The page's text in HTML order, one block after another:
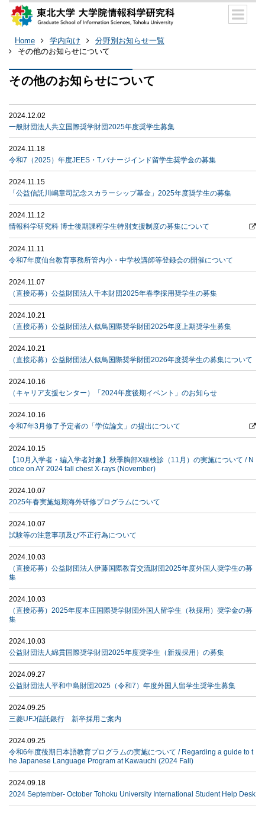
Home 学内向け
分野別お知らせ一覧
その他のお知らせについて
その他のお知らせについて
2024.12.02
一般財団法人共立国際奨学財団2025年度奨学生募集
2024.11.18
令和7（2025）年度JEES・T.バナージインド留学生奨学金の募集
2024.11.15
「公益信託川嶋章司記念スカラーシップ基金」2025年度奨学生の募集
2024.11.12
情報科学研究科 博士後期課程学生特別支援制度の募集について
2024.11.11
令和7年度仙台教育事務所管内小・中学校講師等登録会の開催について
2024.11.07
（直接応募）公益財団法人千本財団2025年春季採用奨学生の募集
2024.10.21
（直接応募）公益財団法人似鳥国際奨学財団2025年度上期奨学生募集
2024.10.21
（直接応募）公益財団法人似鳥国際奨学財団2026年度奨学生の募集について
2024.10.16
（キャリア支援センター）「2024年度後期イベント」のお知らせ
2024.10.16
令和7年3月修了予定者の「学位論文」の提出について
2024.10.15
【10月入学者・編入学者対象】秋季胸部X線検診（11月）の実施について / N
otice on AY 2024 fall chest X-rays (November)
2024.10.07
2025年春実施短期海外研修プログラムについて
2024.10.07
試験等の注意事項及び不正行為について
2024.10.03
（直接応募）公益財団法人伊藤国際教育交流財団2025年度外国人奨学生の募
集
2024.10.03
（直接応募）2025年度本庄国際奨学財団外国人留学生（秋採用）奨学金の募
集
2024.10.03
公益財団法人綿貫国際奨学財団2025年度奨学生（新規採用）の募集
2024.09.27
公益財団法人平和中島財団2025（令和7）年度外国人留学生奨学生募集
2024.09.25
三菱UFJ信託銀行 新卒採用ご案内
2024.09.25
令和6年度後期日本語教育プログラムの実施について / Regarding a guide to t
he Japanese Language Program at Kawauchi (2024 Fall)
2024.09.18
2024 September- October Tohoku University International Student Help Desk